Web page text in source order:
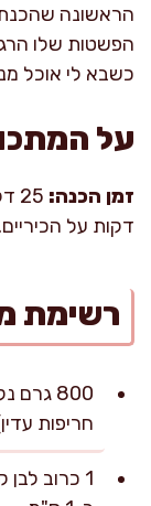
הראשונה
הפשטות שלו
כשבא לי אוכל
על
זמן הכנה:
דקות על הכיריים.
רשימת
800
חריפות עדין),